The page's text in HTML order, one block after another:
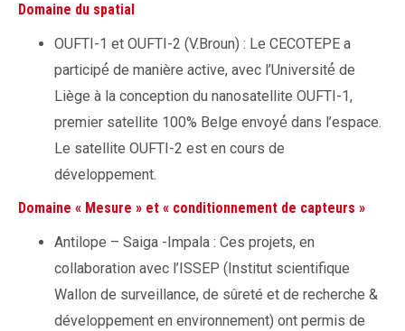
Domaine du spatial
OUFTI-1 et OUFTI-2 (V.Broun) : Le CECOTEPE a
participé́ de manière active, avec l’Université́ de
Liège à la conception du nanosatellite OUFTI-1,
premier satellite 100% Belge envoyé́ dans l’espace.
Le satellite OUFTI-2 est en cours de
développement.
Domaine « Mesure » et « conditionnement de capteurs »
Antilope – Saiga -Impala : Ces projets, en
collaboration avec l’ISSEP (Institut scientifique
Wallon de surveillance, de sûreté et de recherche &
développement en environnement) ont permis de